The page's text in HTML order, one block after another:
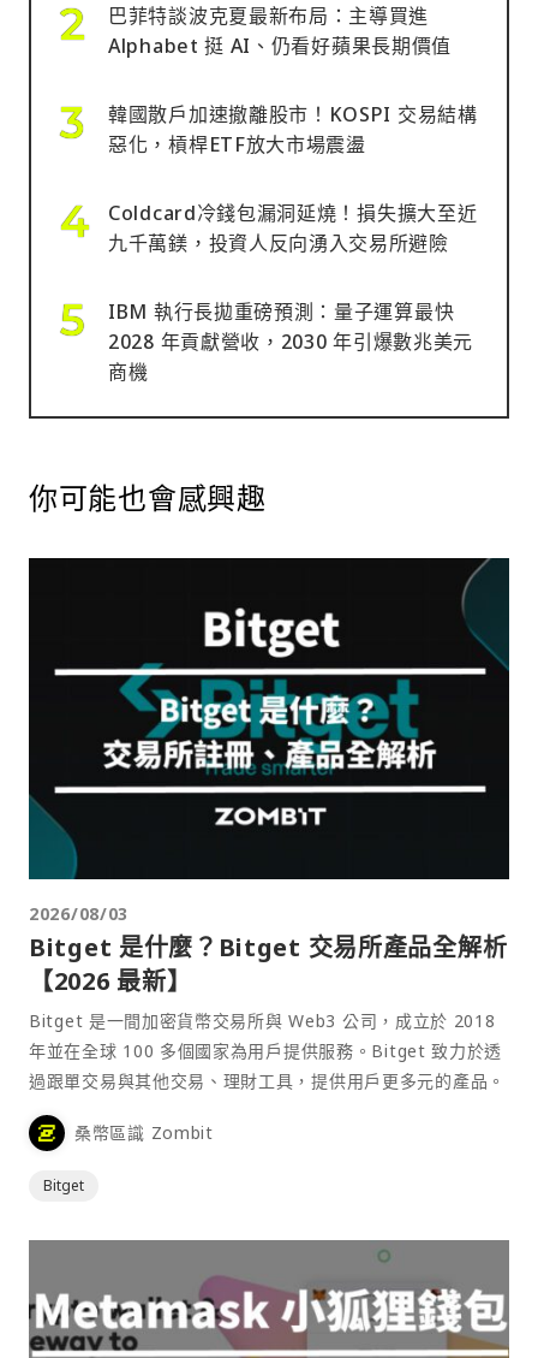
巴菲特談波克夏最新布局：主導買進
Alphabet 挺 AI、仍看好蘋果長期價值
韓國散戶加速撤離股市！KOSPI 交易結構
惡化，槓桿ETF放大市場震盪
Coldcard冷錢包漏洞延燒！損失擴大至近
九千萬鎂，投資人反向湧入交易所避險
IBM 執行長拋重磅預測：量子運算最快
2028 年貢獻營收，2030 年引爆數兆美元
商機
你可能也會感興趣
2026/08/03
Bitget 是什麼？Bitget 交易所產品全解析
【2026 最新】
Bitget 是一間加密貨幣交易所與 Web3 公司，成立於 2018
年並在全球 100 多個國家為用戶提供服務。Bitget 致力於透
過跟單交易與其他交易、理財工具，提供用戶更多元的產品。
桑幣區識 Zombit
Bitget